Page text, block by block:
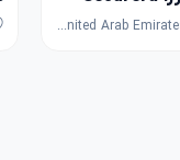
12, 18th Street, Al Rigga, Deira, Dubai, Dubai, United Arab Emirates